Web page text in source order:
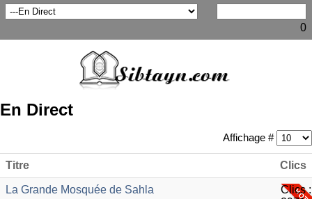
0
En Direct
Affichage #
Titre Clics
La Grande Mosquée de Sahla
Clics :